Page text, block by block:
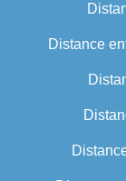
Distance